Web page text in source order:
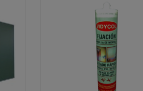
 